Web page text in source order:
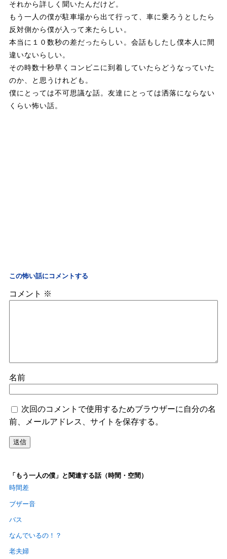
それから詳しく聞いたんだけど。
もう一人の僕が駐車場から出て行って、車に乗ろうとしたら
反対側から僕が入って来たらしい。
本当に１０数秒の差だったらしい。会話もしたし僕本人に間
違いないらしい。
その時数十秒早くコンビニに到着していたらどうなっていた
のか、と思うけれども。
僕にとっては不可思議な話。友達にとっては洒落にならない
くらい怖い話。
この怖い話にコメントする
コメント ※
名前
次回のコメントで使用するためブラウザーに自分の名
前、メールアドレス、サイトを保存する。
「もう一人の僕」と関連する話（時間・空間）
時間差
ブザー音
バス
なんでいるの！？
老夫婦